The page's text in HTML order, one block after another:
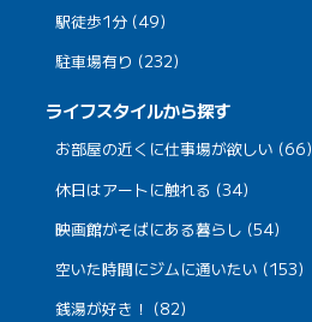
駅徒歩1分 (49)
駐車場有り (232)
ライフスタイルから探す
お部屋の近くに仕事場が欲しい (66)
休日はアートに触れる (34)
映画館がそばにある暮らし (54)
空いた時間にジムに通いたい (153)
銭湯が好き！ (82)